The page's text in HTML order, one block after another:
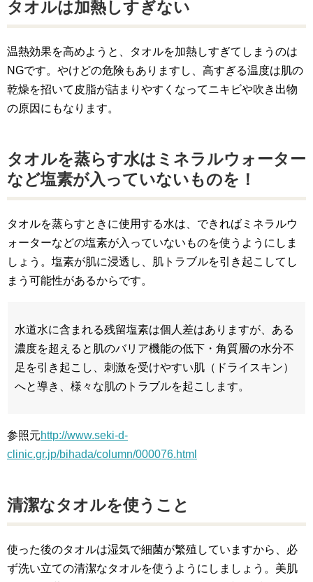
タオルは加熱しすぎない
温熱効果を高めようと、タオルを加熱しすぎてしまうのは
NGです。やけどの危険もありますし、高すぎる温度は肌の
乾燥を招いて皮脂が詰まりやすくなってニキビや吹き出物
の原因にもなります。
タオルを蒸らす水はミネラルウォーター
など塩素が入っていないものを！
タオルを蒸らすときに使用する水は、できればミネラルウ
ォーターなどの塩素が入っていないものを使うようにしま
しょう。塩素が肌に浸透し、肌トラブルを引き起こしてし
まう可能性があるからです。
水道水に含まれる残留塩素は個人差はありますが、ある
濃度を超えると肌のバリア機能の低下・角質層の水分不
足を引き起こし、刺激を受けやすい肌（ドライスキン）
へと導き、様々な肌のトラブルを起こします。
参照元http://www.seki-d-
clinic.gr.jp/bihada/column/000076.html
清潔なタオルを使うこと
使った後のタオルは湿気で細菌が繁殖していますから、必
ず洗い立ての清潔なタオルを使うようにしましょう。美肌